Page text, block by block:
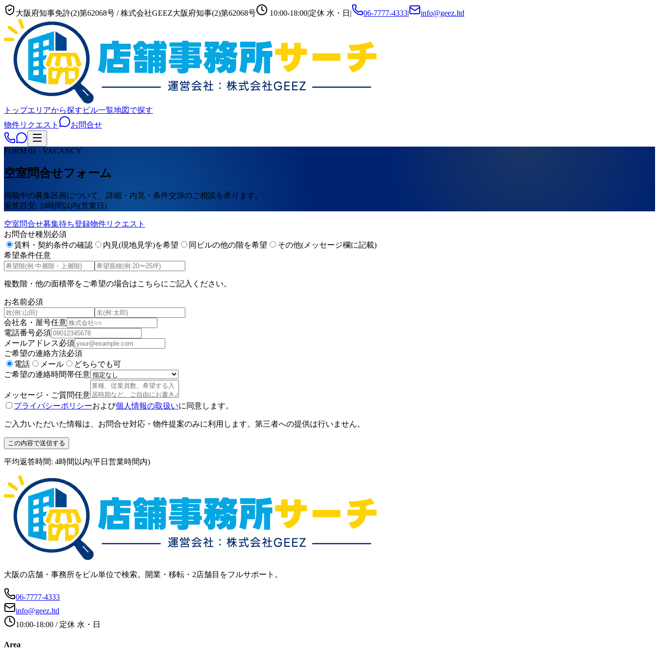
大阪府知事免許(2)第62068号 /株式会社GEEZ大阪府知事(2)第62068号 10:00-18:00|定休 水・日 | 06-7777-4333| info@geez.ltd
トップエリアから探す ビル一覧地図で探す
物件リクエスト
お問合せ
FORM 01 · VACANCY
空室問合せフォーム
掲載中の募集区画について、詳細・内見・条件交渉のご相談を承ります。
返答目安: 24時間以内(営業日)
空室問合せ募集待ち登録物件リクエスト
お問合せ種別 必須
賃料・契約条件の確認
内見(現地見学)を希望 同ビルの他の階を希望
その他(メッセージ欄に記載)
希望条件任意
複数階・他の面積帯をご希望の場合はこちらにご記入ください。
お名前必須
会社名・屋号任意
電話番号必須
メールアドレス必須
ご希望の連絡方法必須
電話
メール
どちらでも可
ご希望の連絡時間帯任意
メッセージ・ご質問任意
プライバシーポリシーおよび個人情報の取扱いに同意します。
ご入力いただいた情報は、お問合せ対応・物件提案のみに利用します。第三者への提供は行いません。
この内容で送信する
平均返答時間: 4時間以内(平日営業時間内)
大阪の店舗・事務所をビル単位で検索。開業・移転・2店舗目をフルサポート。
06-7777-4333
info@geez.ltd
10:00-18:00 / 定休 水・日
Area